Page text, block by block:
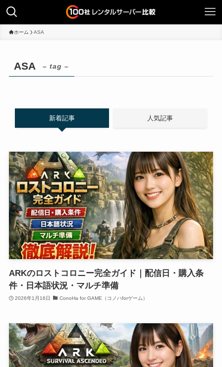
ホーム ASA
ASA – tag –
新着記事 人気記事
ARKのロストコロニー完全ガイド｜配信日・購入条
件・日本語状況・マルチ準備
2026年1月16日 ConoHa for GAME（コノハforゲーム）